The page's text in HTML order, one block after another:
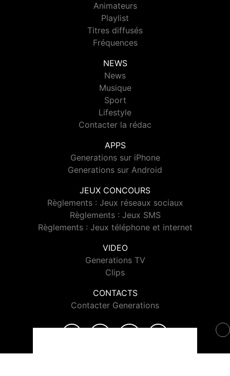
Animateurs
Playlist
Titres diffusés
Fréquences
NEWS
News
Musique
Sport
Lifestyle
Contacter la rédac
APPS
Generations sur iPhone
Generations sur Android
JEUX CONCOURS
Règlements : Jeux réseaux sociaux
Règlements : Jeux SMS
Règlements : Jeux téléphone et internet
VIDEO
Generations TV
Clips
CONTACTS
Contacter Generations